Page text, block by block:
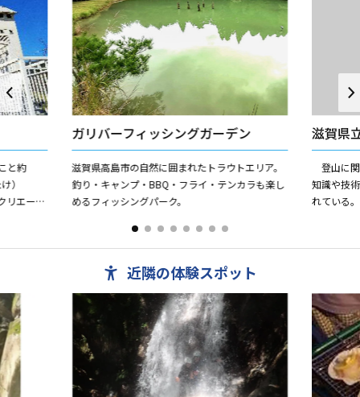
と約
）
リエーシ
ガリバーフィッシングガーデン
滋賀県高島市の自然に囲まれたトラウトエリア。
釣り・キャンプ・BBQ・フライ・テンカラも楽し
めるフィッシングパーク。
滋賀県
登山に
知識や技
れている
近隣の体験スポット